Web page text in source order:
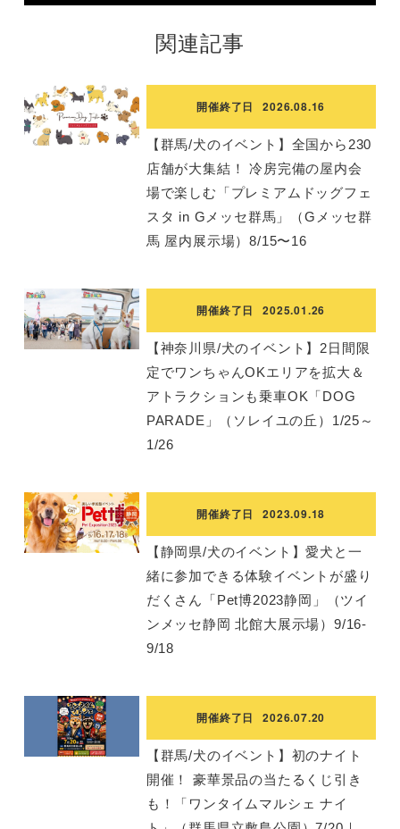
関連記事
開催終了日 2026.08.16
【群馬/犬のイベント】全国から230
店舗が大集結！ 冷房完備の屋内会
場で楽しむ「プレミアムドッグフェ
スタ in Gメッセ群馬」（Gメッセ群
馬 屋内展示場）8/15〜16
開催終了日 2025.01.26
【神奈川県/犬のイベント】2日間限
定でワンちゃんOKエリアを拡大＆
アトラクションも乗車OK「DOG
PARADE」（ソレイユの丘）1/25～
1/26
開催終了日 2023.09.18
【静岡県/犬のイベント】愛犬と一
緒に参加できる体験イベントが盛り
だくさん「Pet博2023静岡」（ツイ
ンメッセ静岡 北館大展示場）9/16-
9/18
開催終了日 2026.07.20
【群馬/犬のイベント】初のナイト
開催！ 豪華景品の当たるくじ引き
も！「ワンタイムマルシェ ナイ